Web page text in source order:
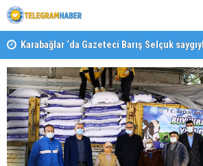
Karabağlar ‘da Gazeteci Barış Selçuk